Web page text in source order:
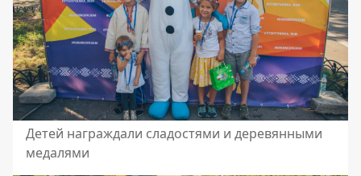
Детей награждали сладостями и деревянными
медалями